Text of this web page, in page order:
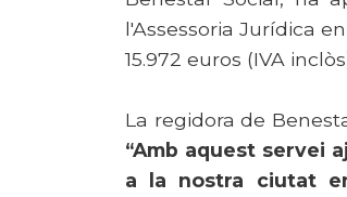
l'Assessoria Jurídica
15.972 euros (IVA
La regidora de
“Amb aquest servei
a la nostra ciutat